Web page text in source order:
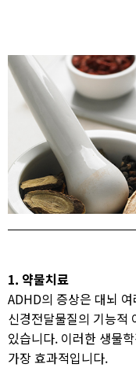
1. 약물치료
ADHD의 증상은 대뇌
신경전달물질의 기능적
있습니다. 이러한 생물
가장 효과적입니다.​